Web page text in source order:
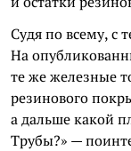
Судя по всему, с
На
те же железные
резинового
а дальше какой
Трубы?» —